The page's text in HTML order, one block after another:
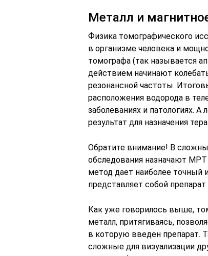
Металл и
Физика томографического
в организме человека и
томографа (так называется
действием начинают
резонансной частоты.
расположения водорода в
заболеваниях и патологиях.
результат для назначения
Обратите внимание! В
обследования назначают
метод дает наиболее точный
представляет собой
Как уже говорилось выше,
металл, притягиваясь,
в которую введен препарат.
сложные для визуализации